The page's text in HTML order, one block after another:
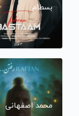
بسطام
محمد اصفهانی